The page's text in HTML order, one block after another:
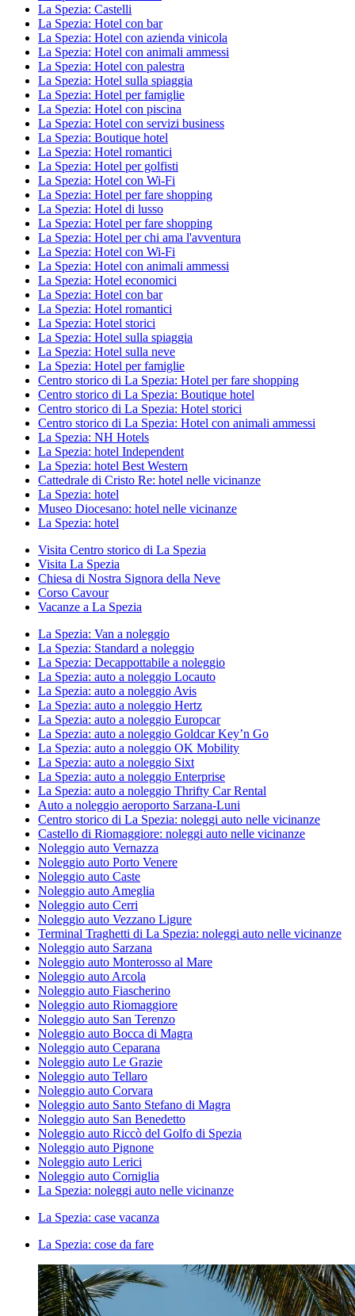
La Spezia: Castelli
La Spezia: Hotel con bar
La Spezia: Hotel con azienda vinicola
La Spezia: Hotel con animali ammessi
La Spezia: Hotel con palestra
La Spezia: Hotel sulla spiaggia
La Spezia: Hotel per famiglie
La Spezia: Hotel con piscina
La Spezia: Hotel con servizi business
La Spezia: Boutique hotel
La Spezia: Hotel romantici
La Spezia: Hotel per golfisti
La Spezia: Hotel con Wi-Fi
La Spezia: Hotel per fare shopping
La Spezia: Hotel di lusso
La Spezia: Hotel per fare shopping
La Spezia: Hotel per chi ama l'avventura
La Spezia: Hotel con Wi-Fi
La Spezia: Hotel con animali ammessi
La Spezia: Hotel economici
La Spezia: Hotel con bar
La Spezia: Hotel romantici
La Spezia: Hotel storici
La Spezia: Hotel sulla spiaggia
La Spezia: Hotel sulla neve
La Spezia: Hotel per famiglie
Centro storico di La Spezia: Hotel per fare shopping
Centro storico di La Spezia: Boutique hotel
Centro storico di La Spezia: Hotel storici
Centro storico di La Spezia: Hotel con animali ammessi
La Spezia: NH Hotels
La Spezia: hotel Independent
La Spezia: hotel Best Western
Cattedrale di Cristo Re: hotel nelle vicinanze
La Spezia: hotel
Museo Diocesano: hotel nelle vicinanze
La Spezia: hotel
Visita Centro storico di La Spezia
Visita La Spezia
Chiesa di Nostra Signora della Neve
Corso Cavour
Vacanze a La Spezia
La Spezia: Van a noleggio
La Spezia: Standard a noleggio
La Spezia: Decappottabile a noleggio
La Spezia: auto a noleggio Locauto
La Spezia: auto a noleggio Avis
La Spezia: auto a noleggio Hertz
La Spezia: auto a noleggio Europcar
La Spezia: auto a noleggio Goldcar Key’n Go
La Spezia: auto a noleggio OK Mobility
La Spezia: auto a noleggio Sixt
La Spezia: auto a noleggio Enterprise
La Spezia: auto a noleggio Thrifty Car Rental
Auto a noleggio aeroporto Sarzana-Luni
Centro storico di La Spezia: noleggi auto nelle vicinanze
Castello di Riomaggiore: noleggi auto nelle vicinanze
Noleggio auto Vernazza
Noleggio auto Porto Venere
Noleggio auto Caste
Noleggio auto Ameglia
Noleggio auto Cerri
Noleggio auto Vezzano Ligure
Terminal Traghetti di La Spezia: noleggi auto nelle vicinanze
Noleggio auto Sarzana
Noleggio auto Monterosso al Mare
Noleggio auto Arcola
Noleggio auto Fiascherino
Noleggio auto Riomaggiore
Noleggio auto San Terenzo
Noleggio auto Bocca di Magra
Noleggio auto Ceparana
Noleggio auto Le Grazie
Noleggio auto Tellaro
Noleggio auto Corvara
Noleggio auto Santo Stefano di Magra
Noleggio auto San Benedetto
Noleggio auto Riccò del Golfo di Spezia
Noleggio auto Pignone
Noleggio auto Lerici
Noleggio auto Corniglia
La Spezia: noleggi auto nelle vicinanze
La Spezia: case vacanza
La Spezia: cose da fare